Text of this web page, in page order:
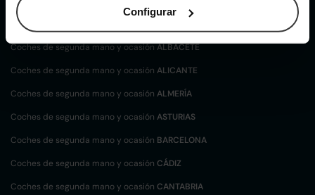
Configurar
Coches de segunda mano y ocasión por
localización
Coches de segunda mano y ocasiónALBACETE
Coches de segunda mano y ocasión ALICANTE
Coches de segunda mano y ocasión ALMERÍA
Coches de segunda mano y ocasión ASTURIAS
Coches de segunda mano y ocasión BARCELONA
Coches de segunda mano y ocasión CÁDIZ
Coches de segunda mano y ocasión CANTABRIA